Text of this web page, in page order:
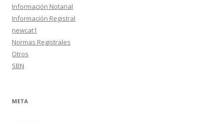
Información Notarial
Información Registral
newcat1
Normas Registrales
Otros
SBN
META